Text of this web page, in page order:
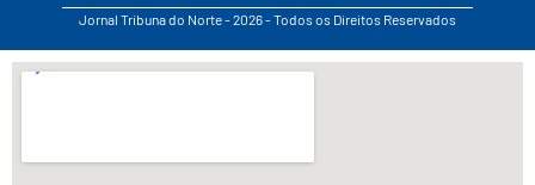
Jornal Tribuna do Norte - 2026 - Todos os Direitos Reservados